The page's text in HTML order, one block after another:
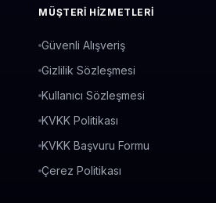
MÜŞTERI HIZMETLERI
Güvenli Alışveriş
Gizlilik Sözleşmesi
Kullanıcı Sözleşmesi
KVKK Politikası
KVKK Başvuru Formu
Çerez Politikası